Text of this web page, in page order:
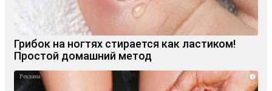
Грибок на ногтях стирается как ластиком!
Простой домашний метод
i